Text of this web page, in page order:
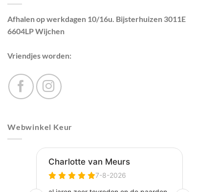
Afhalen op werkdagen 10/16u. Bijsterhuizen 3011E
6604LP Wijchen
Vriendjes worden:
Webwinkel Keur